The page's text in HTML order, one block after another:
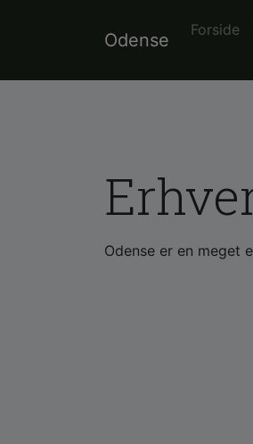
Odense Forside
Odense er en meget